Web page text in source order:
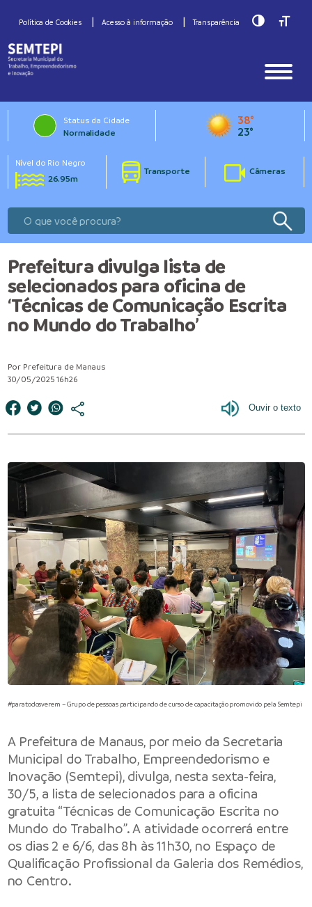
Política de Cookies Acesso à informação Transparência Toggle
Status da Cidade
Normalidade
38°
23°
Nível do Rio Negro
26.95m
Transporte Câmeras
Prefeitura divulga lista de
selecionados para oficina de
‘Técnicas de Comunicação Escrita
no Mundo do Trabalho’
Por Prefeitura de Manaus
30/05/2025 16h26
#paratodosverem – Grupo de pessoas participando de curso de capacitação promovido pela Semtepi
A Prefeitura de Manaus, por meio da Secretaria
Municipal do Trabalho, Empreendedorismo e
Inovação (Semtepi), divulga, nesta sexta-feira,
30/5, a lista de selecionados para a oficina
gratuita “Técnicas de Comunicação Escrita no
Mundo do Trabalho”. A atividade ocorrerá entre
os dias 2 e 6/6, das 8h às 11h30, no Espaço de
Qualificação Profissional da Galeria dos Remédios,
no Centro.